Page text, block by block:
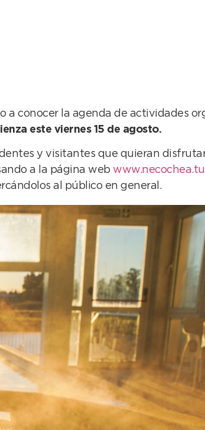
a conocer la agenda de actividades
este viernes 15 de agosto.
y visitantes que quieran
a la página web
al público en general.